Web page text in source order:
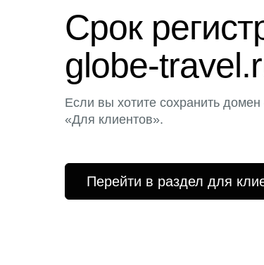
Срок
globe-
Если вы хотите сохранить
«Для клиентов».
Перейти в раздел для